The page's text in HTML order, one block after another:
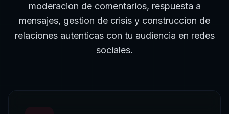
moderacion de comentarios, respuesta a
mensajes, gestion de crisis y construccion de
relaciones autenticas con tu audiencia en redes
sociales.